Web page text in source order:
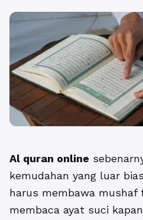
Al quran online
kemudahan yang luar
harus membawa mushaf
membaca ayat suci